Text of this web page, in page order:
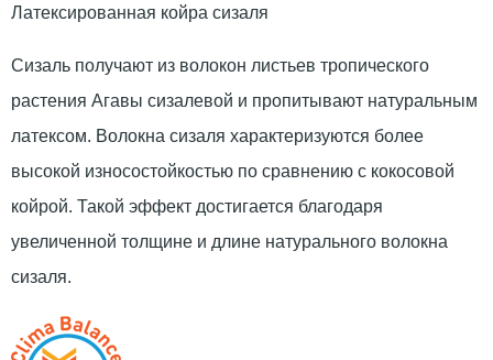
Латексированная койра сизаля
Сизаль получают из волокон листьев тропического
растения Агавы сизалевой и пропитывают натуральным
латексом. Волокна сизаля характеризуются более
высокой износостойкостью по сравнению с кокосовой
койрой. Такой эффект достигается благодаря
увеличенной толщине и длине натурального волокна
сизаля.